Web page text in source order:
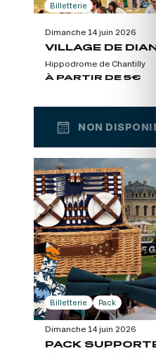
Billetterie
Dimanche 14 juin 2026
VILLAGE DE
Hippodrome de Chantilly
Plongez dans l’ambiance
de Diane ! Entrée
À PARTIR DE 5€
NON
NON
Billetterie Pack
Dimanche 14 juin 2026
PACK